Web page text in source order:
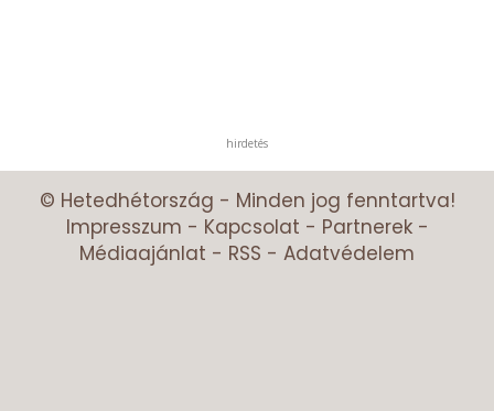
hirdetés
© Hetedhétország - Minden jog fenntartva!
Impresszum - Kapcsolat - Partnerek-
Médiaajánlat - RSS - Adatvédelem